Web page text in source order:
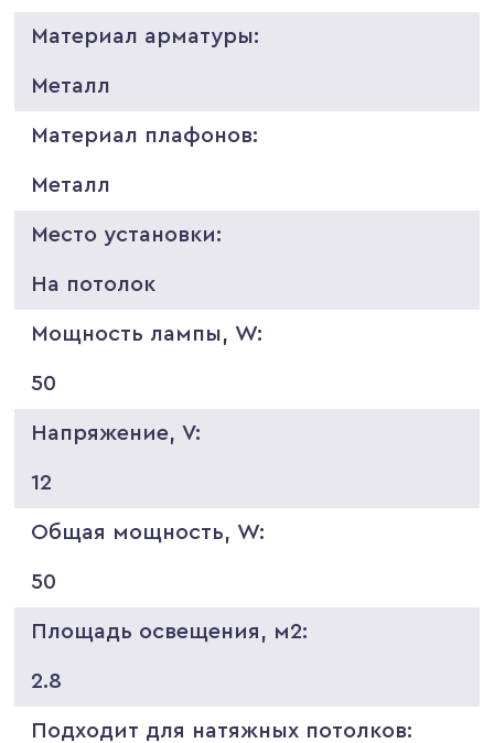
Материал арматуры:
Металл
Материал плафонов:
Металл
Место установки:
На потолок
Мощность лампы, W:
50
Напряжение, V:
12
Общая мощность, W:
50
Площадь освещения, м2:
2.8
Подходит для натяжных потолков: